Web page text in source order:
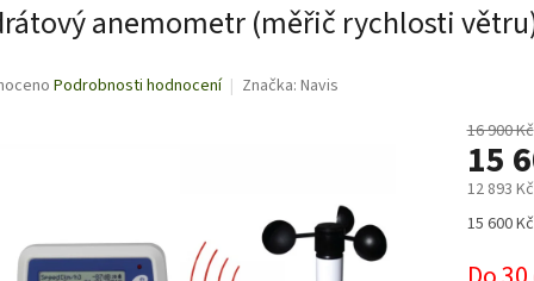
anemometr (měřič rychlosti
Podrobnosti hodnocení Značka: Navis
16 900 Kč
15
12 893
Měrná
15 600